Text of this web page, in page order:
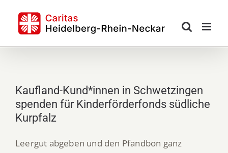
content
Kaufland-Kund*innen in Schwetzingen
spenden für Kinderförderfonds südliche
Kurpfalz
Leergut abgeben und den Pfandbon ganz